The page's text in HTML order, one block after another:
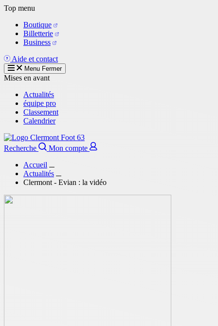
Aller
contenu
principal
Top menu
Boutique
Billetterie
Business
Aide et contact
Menu Fermer
Mises en avant
Actualités
équipe pro
Classement
Calendrier
Recherche
Mon compte
Accueil
Actualités
Clermont - Evian : la vidéo